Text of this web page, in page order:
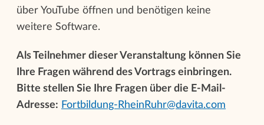
über YouTube öffnen und benötigen keine
weitere Software.
Als Teilnehmer dieser Veranstaltung können Sie
Ihre Fragen während des Vortrags einbringen.
Bitte stellen Sie Ihre Fragen über die E-Mail-
Adresse: Fortbildung-RheinRuhr@davita.com